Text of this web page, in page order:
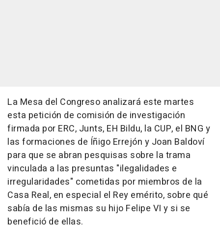
La Mesa del Congreso analizará este martes
esta petición de comisión de investigación
firmada por ERC, Junts, EH Bildu, la CUP, el BNG y
las formaciones de Íñigo Errejón y Joan Baldoví
para que se abran pesquisas sobre la trama
vinculada a las presuntas "ilegalidades e
irregularidades" cometidas por miembros de la
Casa Real, en especial el Rey emérito, sobre qué
sabía de las mismas su hijo Felipe VI y si se
benefició de ellas.